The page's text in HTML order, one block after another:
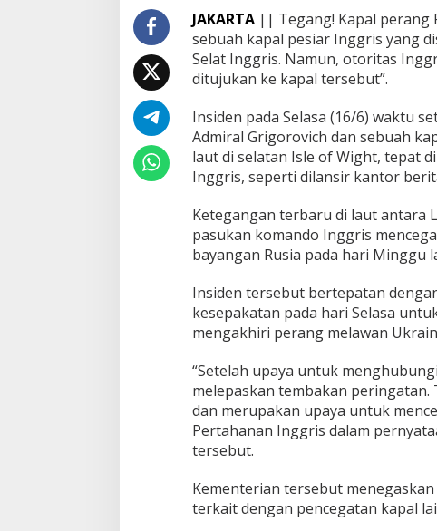
P
e
r
i
n
a
t
a
n
k
K
a
p
a
I
n
g
g
s
JAKARTA|| Tegang! Kapal perang
sebuah kapal pesiar Inggris yang
Selat Inggris. Namun, otoritas
ditujukan ke kapal tersebut”.
Insiden pada Selasa (16/6) waktu
Admiral Grigorovich dan sebuah
laut di selatan Isle of Wight, tepat
Inggris, seperti dilansir kantor
Ketegangan terbaru di laut antara
pasukan komando Inggris
bayangan Rusia pada hari Minggu
Insiden tersebut bertepatan
kesepakatan pada hari Selasa
mengakhiri perang melawan
“Setelah upaya untuk
melepaskan tembakan
dan merupakan upaya untuk
Pertahanan Inggris dalam
tersebut.
Kementerian tersebut
terkait dengan pencegatan kapal